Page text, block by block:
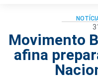
Movimento
afina